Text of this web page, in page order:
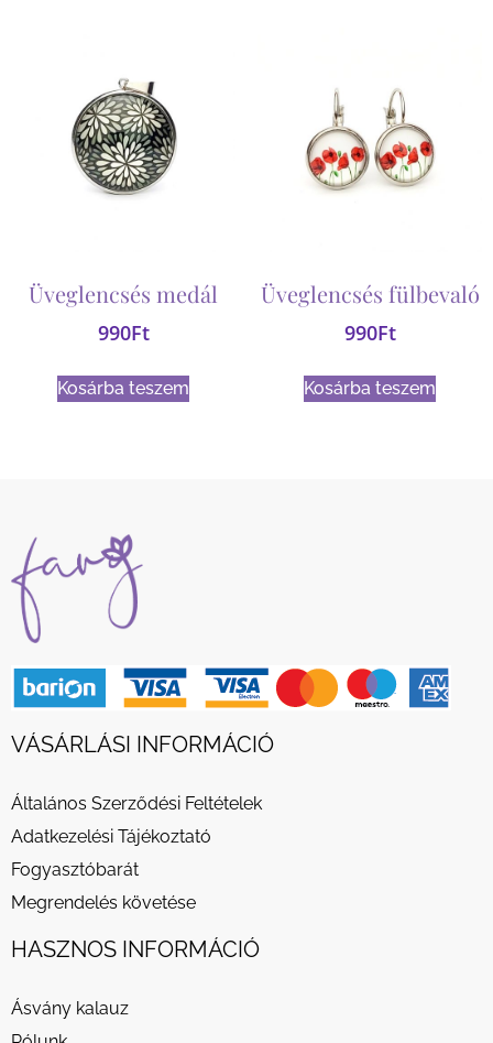
Üveglencsés medál
990Ft
Kosárba teszem
Üveglencsés fülbevaló
990Ft
Kosárba teszem
VÁSÁRLÁSI INFORMÁCIÓ
Általános Szerződési Feltételek
Adatkezelési Tájékoztató
Fogyasztóbarát
Megrendelés követése
HASZNOS INFORMÁCIÓ
Ásvány kalauz